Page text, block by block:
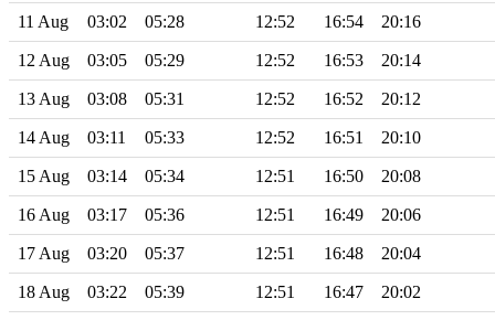
11 Aug 03:02 05:28 12:52 16:54 20:16
12 Aug 03:05 05:29 12:52 16:53 20:14
13 Aug 03:08 05:31 12:52 16:52 20:12
14 Aug 03:11 05:33 12:52 16:51 20:10
15 Aug 03:14 05:34 12:51 16:50 20:08
16 Aug 03:17 05:36 12:51 16:49 20:06
17 Aug 03:20 05:37 12:51 16:48 20:04
18 Aug 03:22 05:39 12:51 16:47 20:02